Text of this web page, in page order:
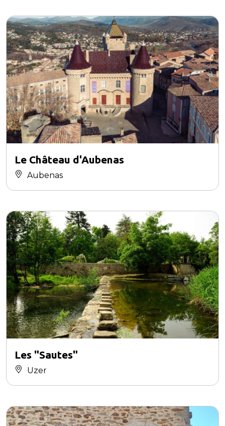
Le Château d'Aubenas
Aubenas
Les "Sautes"
Uzer